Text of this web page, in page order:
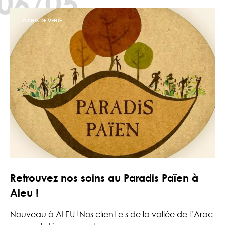
POINTS DE VENTE
Retrouvez nos soins au Paradis Païen à
Aleu !
Nouveau à ALEU !Nos client.e.s de la vallée de l’Arac